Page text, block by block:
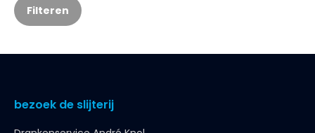
Filteren
bezoek de slijterij